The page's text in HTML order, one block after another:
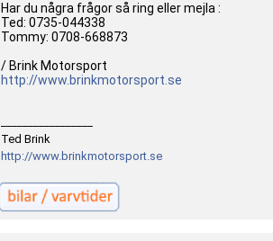
Har du några frågor så ring eller mejla :
Ted: 0735-044338
Tommy: 0708-668873
/ Brink Motorsport
http://www.brinkmotorsport.se
Ted Brink
http://www.brinkmotorsport.se